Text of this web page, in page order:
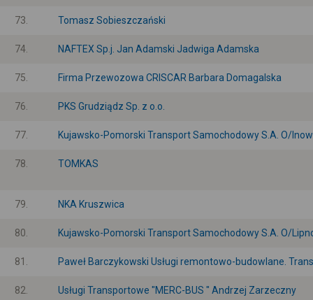
73. Tomasz Sobieszczański
74. NAFTEX Sp.j. Jan Adamski Jadwiga Adamska
75. Firma Przewozowa CRISCAR Barbara Domagalska
76. PKS Grudziądz Sp. z o.o.
77. Kujawsko-Pomorski Transport Samochodowy S.A. O/
78. TOMKAS
79. NKA Kruszwica
80. Kujawsko-Pomorski Transport Samochodowy S.A. O/
81. Paweł Barczykowski Usługi remontowo-budowlane.
82. Usługi Transportowe "MERC-BUS " Andrzej Zarzeczny